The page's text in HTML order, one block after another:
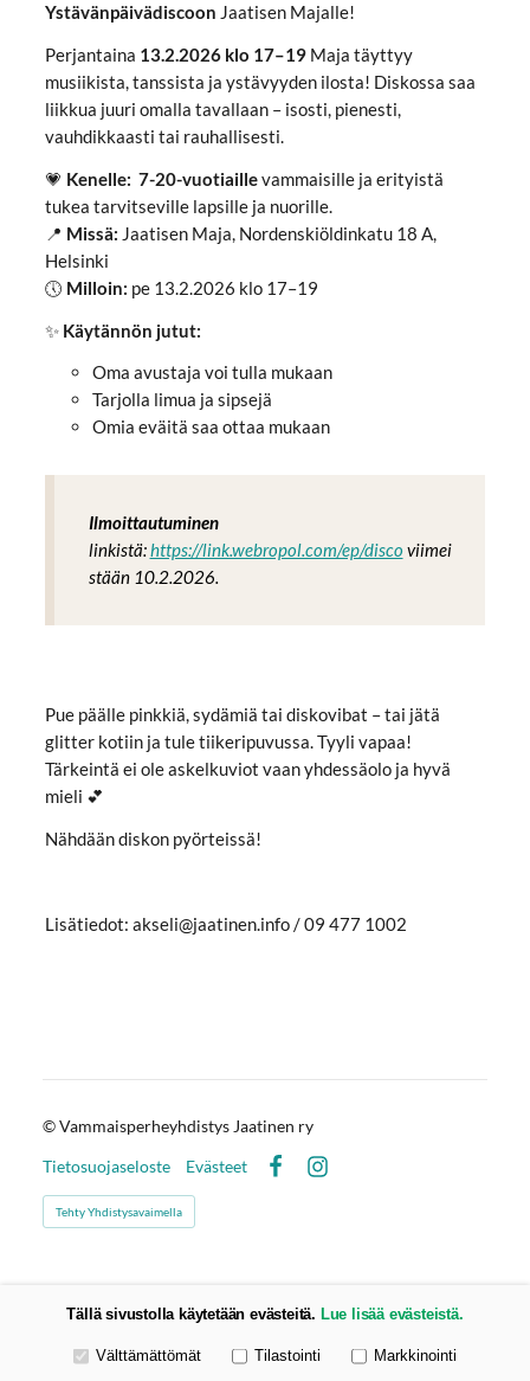
Ystävänpäivädiscoon Jaatisen Majalle!
Perjantaina 13.2.2026 klo 17–19Maja täyttyy
musiikista, tanssista ja ystävyyden ilosta! Diskossa saa
liikkua juuri omalla tavallaan – isosti, pienesti,
vauhdikkaasti tai rauhallisesti.
💗 Kenelle: 7-20-vuotiaillevammaisille ja erityistä
tukea tarvitseville lapsille ja nuorille.
📍 Missä: Jaatisen Maja, Nordenskiöldinkatu 18 A,
Helsinki
🕔 Milloin: pe 13.2.2026 klo 17–19
✨ Käytännön jutut:
Oma avustaja voi tulla mukaan
Tarjolla limua ja sipsejä
Omia eväitä saa ottaa mukaan
Ilmoittautuminen
linkistä:https://link.webropol.com/ep/disco viimei
stään 10.2.2026.
Pue päälle pinkkiä, sydämiä tai diskovibat – tai jätä
glitter kotiin ja tule tiikeripuvussa. Tyyli vapaa!
Tärkeintä ei ole askelkuviot vaan yhdessäolo ja hyvä
mieli 💕
Nähdään diskon pyörteissä!
Lisätiedot: akseli@jaatinen.info / 09 477 1002
©Vammaisperheyhdistys Jaatinen ry
Tietosuojaseloste
Evästeet
Tehty Yhdistysavaimella
Tällä sivustolla käytetään evästeitä. Lue lisää evästeistä.
Valitse käytettävät evästeet
Välttämättömät Tilastointi Markkinointi